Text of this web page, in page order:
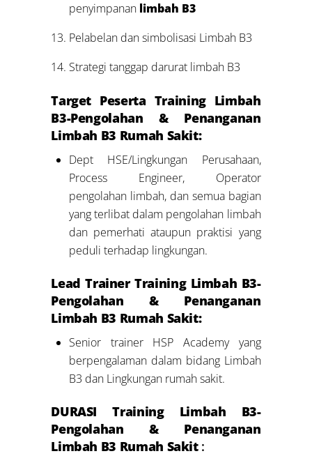
penyimpanan limbah B3
Pelabelan dan simbolisasi Limbah B3
Strategi tanggap darurat limbah B3
Target Peserta Training Limbah
B3-Pengolahan & Penanganan
Limbah B3 Rumah Sakit:
Dept HSE/Lingkungan Perusahaan,
Process Engineer, Operator
pengolahan limbah, dan semua bagian
yang terlibat dalam pengolahan limbah
dan pemerhati ataupun praktisi yang
peduli terhadap lingkungan.
Lead Trainer Training Limbah B3-
Pengolahan & Penanganan
Limbah B3 Rumah Sakit:
Senior trainer HSP Academy yang
berpengalaman dalam bidang Limbah
B3 dan Lingkungan rumah sakit.
DURASI Training Limbah B3-
Pengolahan & Penanganan
Limbah B3 Rumah Sakit: